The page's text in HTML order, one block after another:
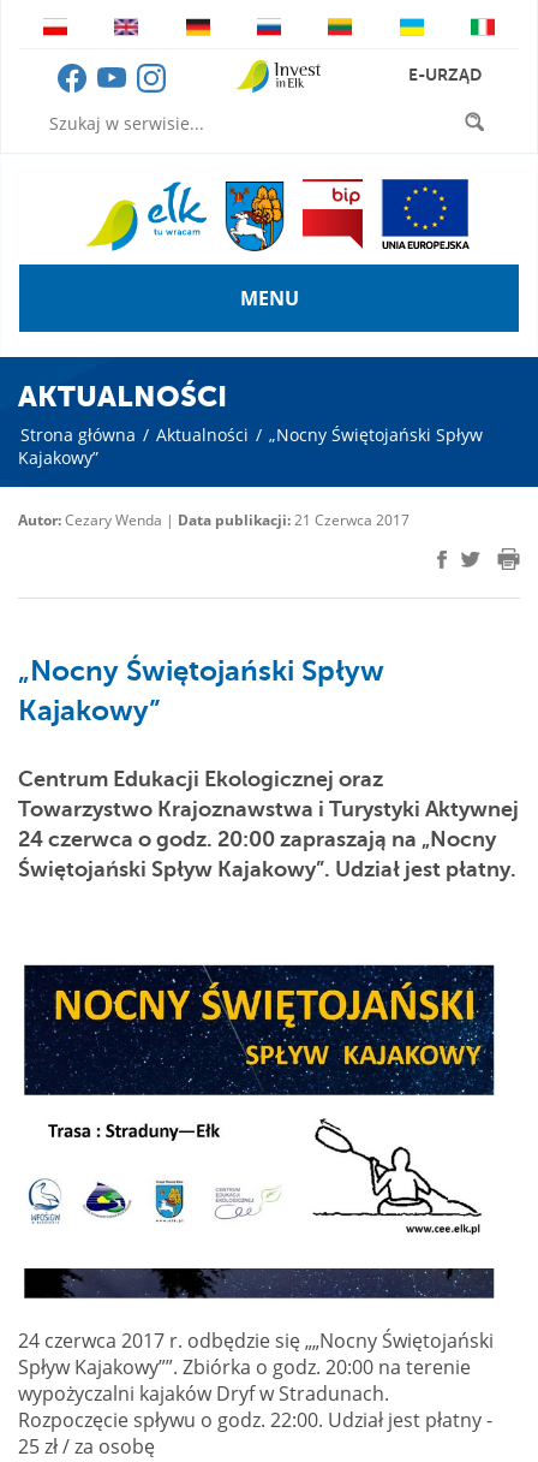
E-URZĄD
MENU
AKTUALNOŚCI
Strona główna / Aktualności / „Nocny Świętojański Spływ
Kajakowy”
Autor:Cezary Wenda | Data publikacji:21 Czerwca 2017
„Nocny Świętojański Spływ
Kajakowy”
Centrum Edukacji Ekologicznej oraz
Towarzystwo Krajoznawstwa i Turystyki Aktywnej
24 czerwca o godz. 20:00 zapraszają na „Nocny
Świętojański Spływ Kajakowy”. Udział jest płatny.
24 czerwca 2017 r. odbędzie się „„Nocny Świętojański
Spływ Kajakowy””. Zbiórka o godz. 20:00 na terenie
wypożyczalni kajaków Dryf w Stradunach.
Rozpoczęcie spływu o godz. 22:00. Udział jest płatny -
25 zł / za osobę